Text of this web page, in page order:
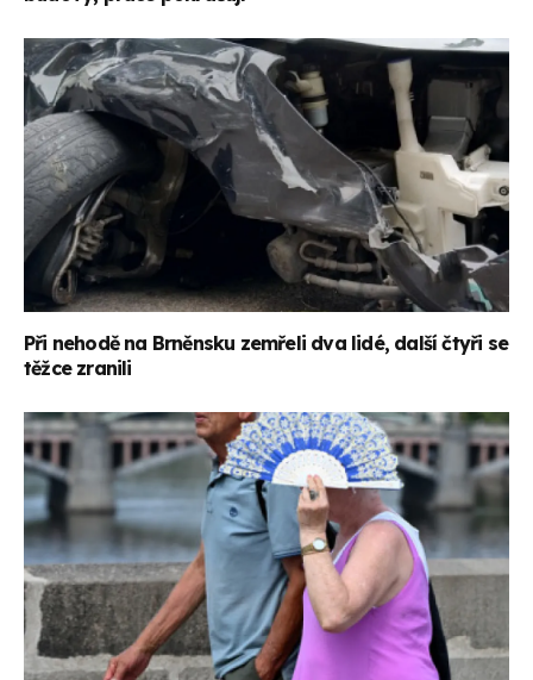
Při nehodě na Brněnsku zemřeli dva lidé, další čtyři se
těžce zranili